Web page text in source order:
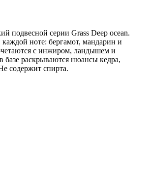
подвесной серии Grass Deep ocean.
ноте: бергамот, мандарин и
с инжиром, ландышем и
базе раскрываются нюансы кедра,
содержит спирта.